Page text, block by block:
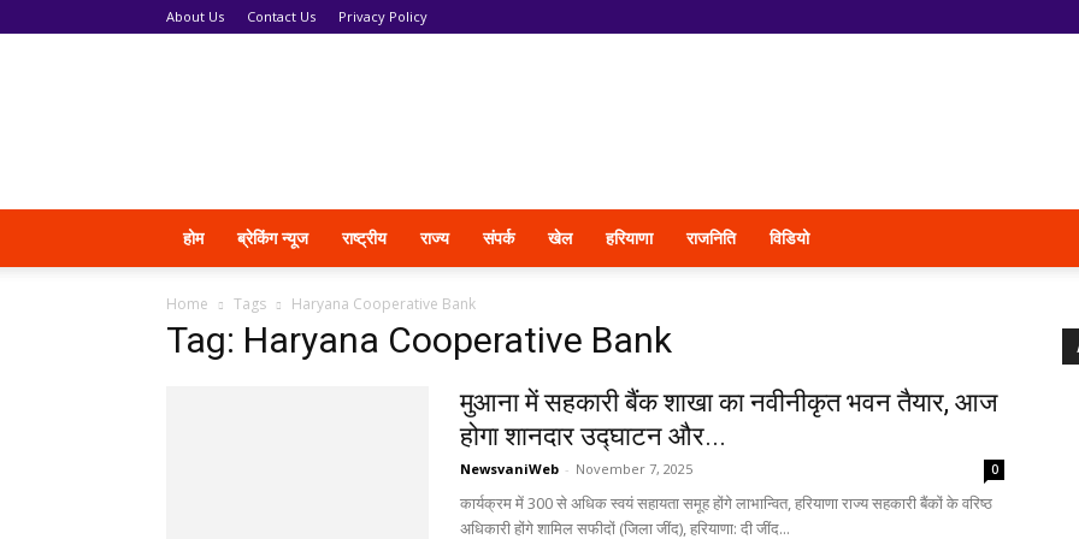
About Us Contact Us Privacy Policy
होम ब्रेकिंग न्यूज राष्ट्रीय राज्य संपर्क खेल हरियाणा राजनिति विडियो
Home Tags Haryana Cooperative Bank
Tag: Haryana Cooperative Bank
मुआना में सहकारी बैंक शाखा का नवीनीकृत भवन तैयार, आज
होगा शानदार उद्घाटन और...
NewsvaniWeb - November 7, 2025 0
कार्यक्रम में 300 से अधिक स्वयं सहायता समूह होंगे लाभान्वित, हरियाणा राज्य सहकारी बैंकों के वरिष्ठ
अधिकारी होंगे शामिल सफीदों (जिला जींद), हरियाणा: दी जींद...